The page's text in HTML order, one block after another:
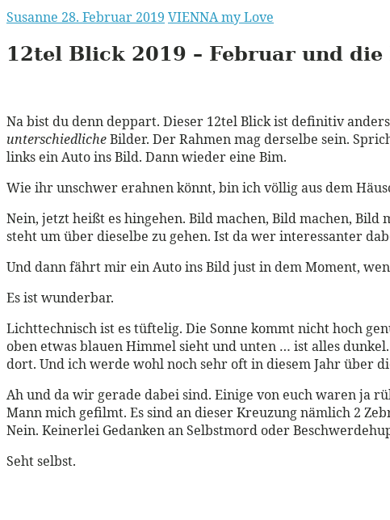
Susanne 28. Februar 2019 VIENNA my Love
12tel Blick 2019 – Februar und
Na bist du denn deppart. Dieser 12tel Blick ist definitiv
unterschiedlicheBilder. Der Rahmen mag derselbe sein.
links ein Auto ins Bild. Dann wieder eine Bim.
Wie ihr unschwer erahnen könnt, bin ich völlig aus dem
Nein, jetzt heißt es hingehen. Bild machen, Bild machen,
steht um über dieselbe zu gehen. Ist da wer interessanter
Und dann fährt mir ein Auto ins Bild just in dem Moment,
Es ist wunderbar.
Lichttechnisch ist es tüftelig. Die Sonne kommt nicht hoch
oben etwas blauen Himmel sieht und unten … ist alles
dort. Und ich werde wohl noch sehr oft in diesem Jahr über
Ah und da wir gerade dabei sind. Einige von euch waren ja
Mann mich gefilmt. Es sind an dieser Kreuzung nämlich 2
Nein. Keinerlei Gedanken an Selbstmord oder
Seht selbst.